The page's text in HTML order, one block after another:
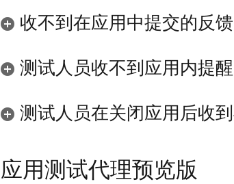
收不到在应用中提交的反馈
测试人员收不到应用内提醒
测试人员在关闭应用后收
应用测试代理预览版